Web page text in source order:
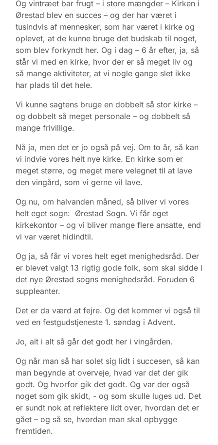
Og vintræet bar frugt – i store mængder – Kirken i
Ørestad blev en succes – og der har været i
tusindvis af mennesker, som har været i kirke og
oplevet, at de kunne bruge det budskab til noget,
som blev forkyndt her. Og i dag – 6 år efter, ja, så
står vi med en kirke, hvor der er så meget liv og
så mange aktiviteter, at vi nogle gange slet ikke
har plads til det hele.
Vi kunne sagtens bruge en dobbelt så stor kirke –
og dobbelt så meget personale – og dobbelt så
mange frivillige.
Nå ja, men det er jo også på vej. Om to år, så kan
vi indvie vores helt nye kirke. En kirke som er
meget større, og meget mere velegnet til at lave
den vingård, som vi gerne vil lave.
Og nu, om halvanden måned, så bliver vi vores
helt eget sogn: Ørestad Sogn. Vi får eget
kirkekontor – og vi bliver mange flere ansatte, end
vi var været hidindtil.
Og ja, så får vi vores helt eget menighedsråd. Der
er blevet valgt 13 rigtig gode folk, som skal sidde i
det nye Ørestad sogns menighedsråd. Foruden 6
suppleanter.
Det er da værd at fejre. Og det kommer vi også til
ved en festgudstjeneste 1. søndag i Advent.
Jo, alt i alt så går det godt her i vingården.
Og når man så har solet sig lidt i succesen, så kan
man begynde at overveje, hvad var det der gik
godt. Og hvorfor gik det godt. Og var der også
noget som gik skidt, - og som skulle luges ud. Det
er sundt nok at reflektere lidt over, hvordan det er
gået – og så se, hvordan man skal opbygge
fremtiden.